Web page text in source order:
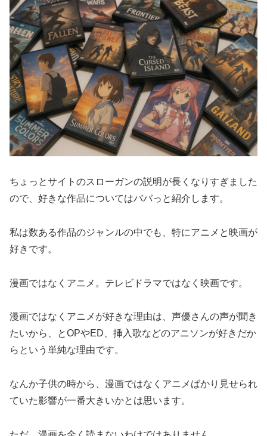
ちょっとサイトのスローガンの説明が長くなりすぎました
ので、好きな作品についてはババっと紹介します。
私は数ある作品のジャンルの中でも、特にアニメと映画が
好きです。
漫画ではなくアニメ。テレビドラマではなく映画です。
漫画ではなくアニメが好きな理由は、声優さんの声が聞き
たいから、とOPやED、挿入歌などのアニソンが好きだか
らという単純な理由です。
なんか子供の時から、漫画ではなくアニメばかり見せられ
ていた影響が一番大きいかとは思います。